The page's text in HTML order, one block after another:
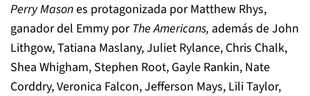
Perry Masones protagonizada por Matthew Rhys,
ganador del Emmy porThe Americans, además de John
Lithgow, Tatiana Maslany, Juliet Rylance, Chris Chalk,
Shea Whigham, Stephen Root, Gayle Rankin, Nate
Corddry, Veronica Falcon, Jefferson Mays, Lili Taylor,